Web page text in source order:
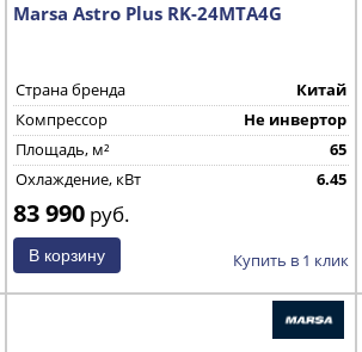
Marsa Astro Plus RK-24MTA4G
Страна бренда
Китай
Компрессор
Не инвертор
Площадь, м²
65
Охлаждение, кВт
6.45
83 990 руб.
Купить в 1 клик